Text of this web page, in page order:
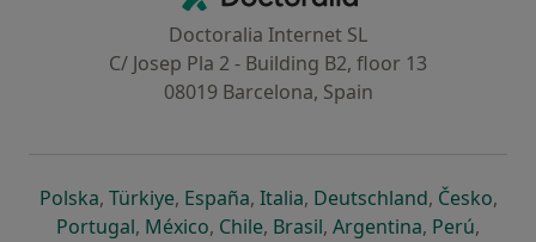
Doctoralia Internet SL
C/ Josep Pla 2 - Building B2, floor 13
08019 Barcelona, Spain
Polskaabre num novo separador
, Türkiyeabre num novo separador
, Españaabre num novo separador
, Italiaabre num novo
, Deutschlandabre num
, Česko,
Portugalabre num novo separador
, Méxicoabre num novo separador
, Chileabre num novo separador
, Brasilabre num novo
, Argentinaabre num
, Perúabre
,